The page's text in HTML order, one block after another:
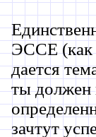
ЭССЕ (как
дается
ты должен
зачтут